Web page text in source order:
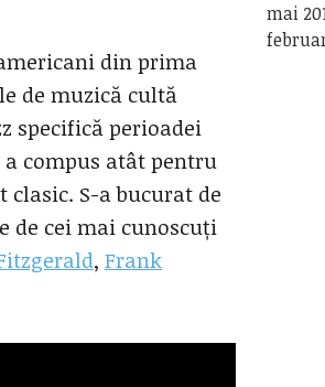
din prima
de muzică cultă
specifică perioadei
a compus atât pentru
S-a bucurat de
de cei mai cunoscuți
, Frank
mai